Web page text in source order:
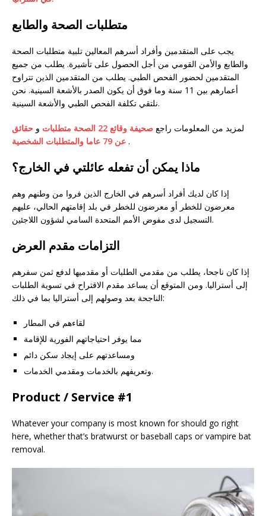
متطلبات الصحة والطابع
يجب على المتقدمين وأفراد أسرهم المعالين تلبية متطلبات الصحة
والطابع والأمن القومي من أجل الحصول على تأشيرة. يطلب من جميع
المتقدمين لحضور الفحص الطبي. يطلب من المتقدمين الذين تتراوح
أعمارهم بين 11 سنة وما فوق أن يكون الصدر بالأشعة السينية. نحن
نلتقي تكلفة الفحص الطبي والأشعة السينية.
لمزيد من المعلومات راجع صحيفة وقائع 22 الصحة متطلبات و حقائق
عن 79 عاما والمتطلبات الشخصية .
ماذا يمكن أن تفعله عائلتي في الخارج؟
إذا كان لديك أفراد أسرهم في الخارج الذين فروا من وطنهم وهم
معرضون للخطر أو معرضون للخطر في بلد إقامتهم الحالي، عليهم
التسجيل لدى مفوض الأمم المتحدة السامي لشؤون اللاجئين.
التزامات مقدم العرض
إذا كان ناجحا، يطلب من مقدمي الطلبات أو مقدميها لدفع ثمن سفرهم
إلى أستراليا. ومن المتوقع أن يساعد مقدم الاقتراح في تسوية الطلبات
الناجحة بعد وصولهم إلى أستراليا بما في ذلك:
لقاءهم في المطار
مما يوفر احتياجاتهم الفورية للإقامة
ومساعدتهم على إيجاد سكن دائم
وتعريفهم بالخدمات ومقدمي الخدمات.
Product / Service #1
Whatever your company is most known for should go right
here, whether that’s bratwurst or baseball caps or vampire bat
removal.